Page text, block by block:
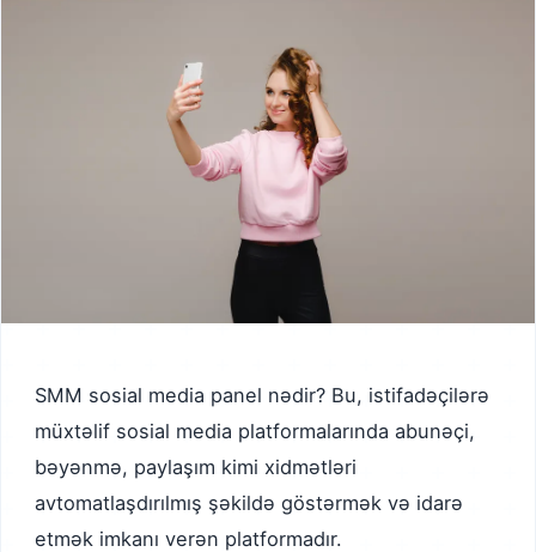
SMM sosial media panel nədir? Bu, istifadəçilərə
müxtəlif sosial media platformalarında abunəçi,
bəyənmə, paylaşım kimi xidmətləri
avtomatlaşdırılmış şəkildə göstərmək və idarə
etmək imkanı verən platformadır.